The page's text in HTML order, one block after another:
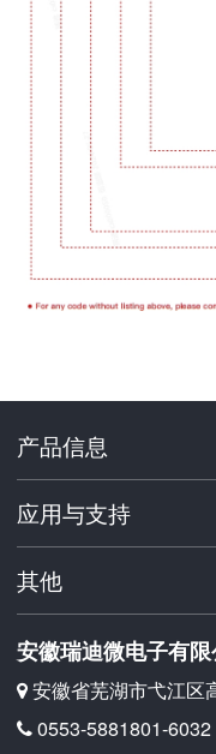
产品信息
应用与支持
其他
安徽瑞迪微电子有限
安徽省芜湖市弋江区
0553-5881801-6032